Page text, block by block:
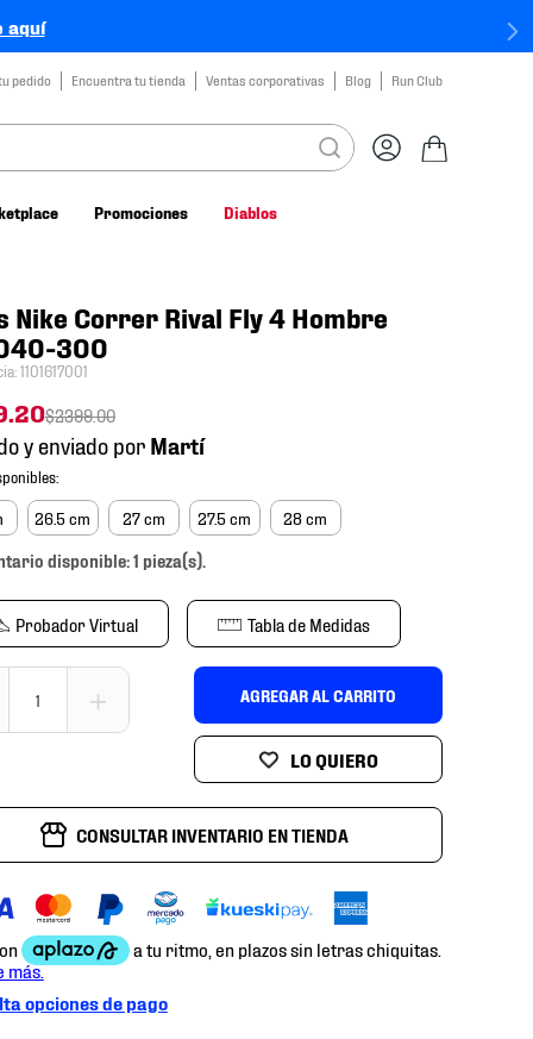
aquí
pedido Encuentra tu tienda Ventas corporativas Blog Run Club
Promociones Diablos
Nike Correr Rival Fly 4 Hombre
300
:1101617001
.20$2399.00
y enviado por
26.5 cm 27 cm 27.5 cm 28 cm
disponible: 1 pieza(s).
Probador Virtual Tabla de Medidas
＋ AGREGAR AL CARRITO
CONSULTAR INVENTARIO EN TIENDA
opciones de pago